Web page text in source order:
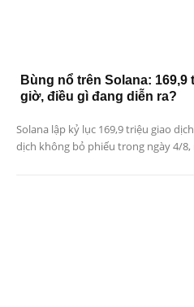
Bùng nổ trên Solana:
giờ, điều gì đang diễn ra?
Solana lập kỷ lục 169,9 triệu giao
dịch không bỏ phiếu trong ngày 4/8,